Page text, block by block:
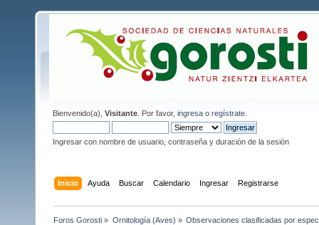
Bienvenido(a), Visitante . Por favor, ingresa o regístrate
Ingresar con nombre de usuario, contraseña y duración de la sesión
Inicio Ayuda Buscar Calendario Ingresar Registrarse
Foros Gorosti » Ornitología (Aves) » Observaciones clasificadas por